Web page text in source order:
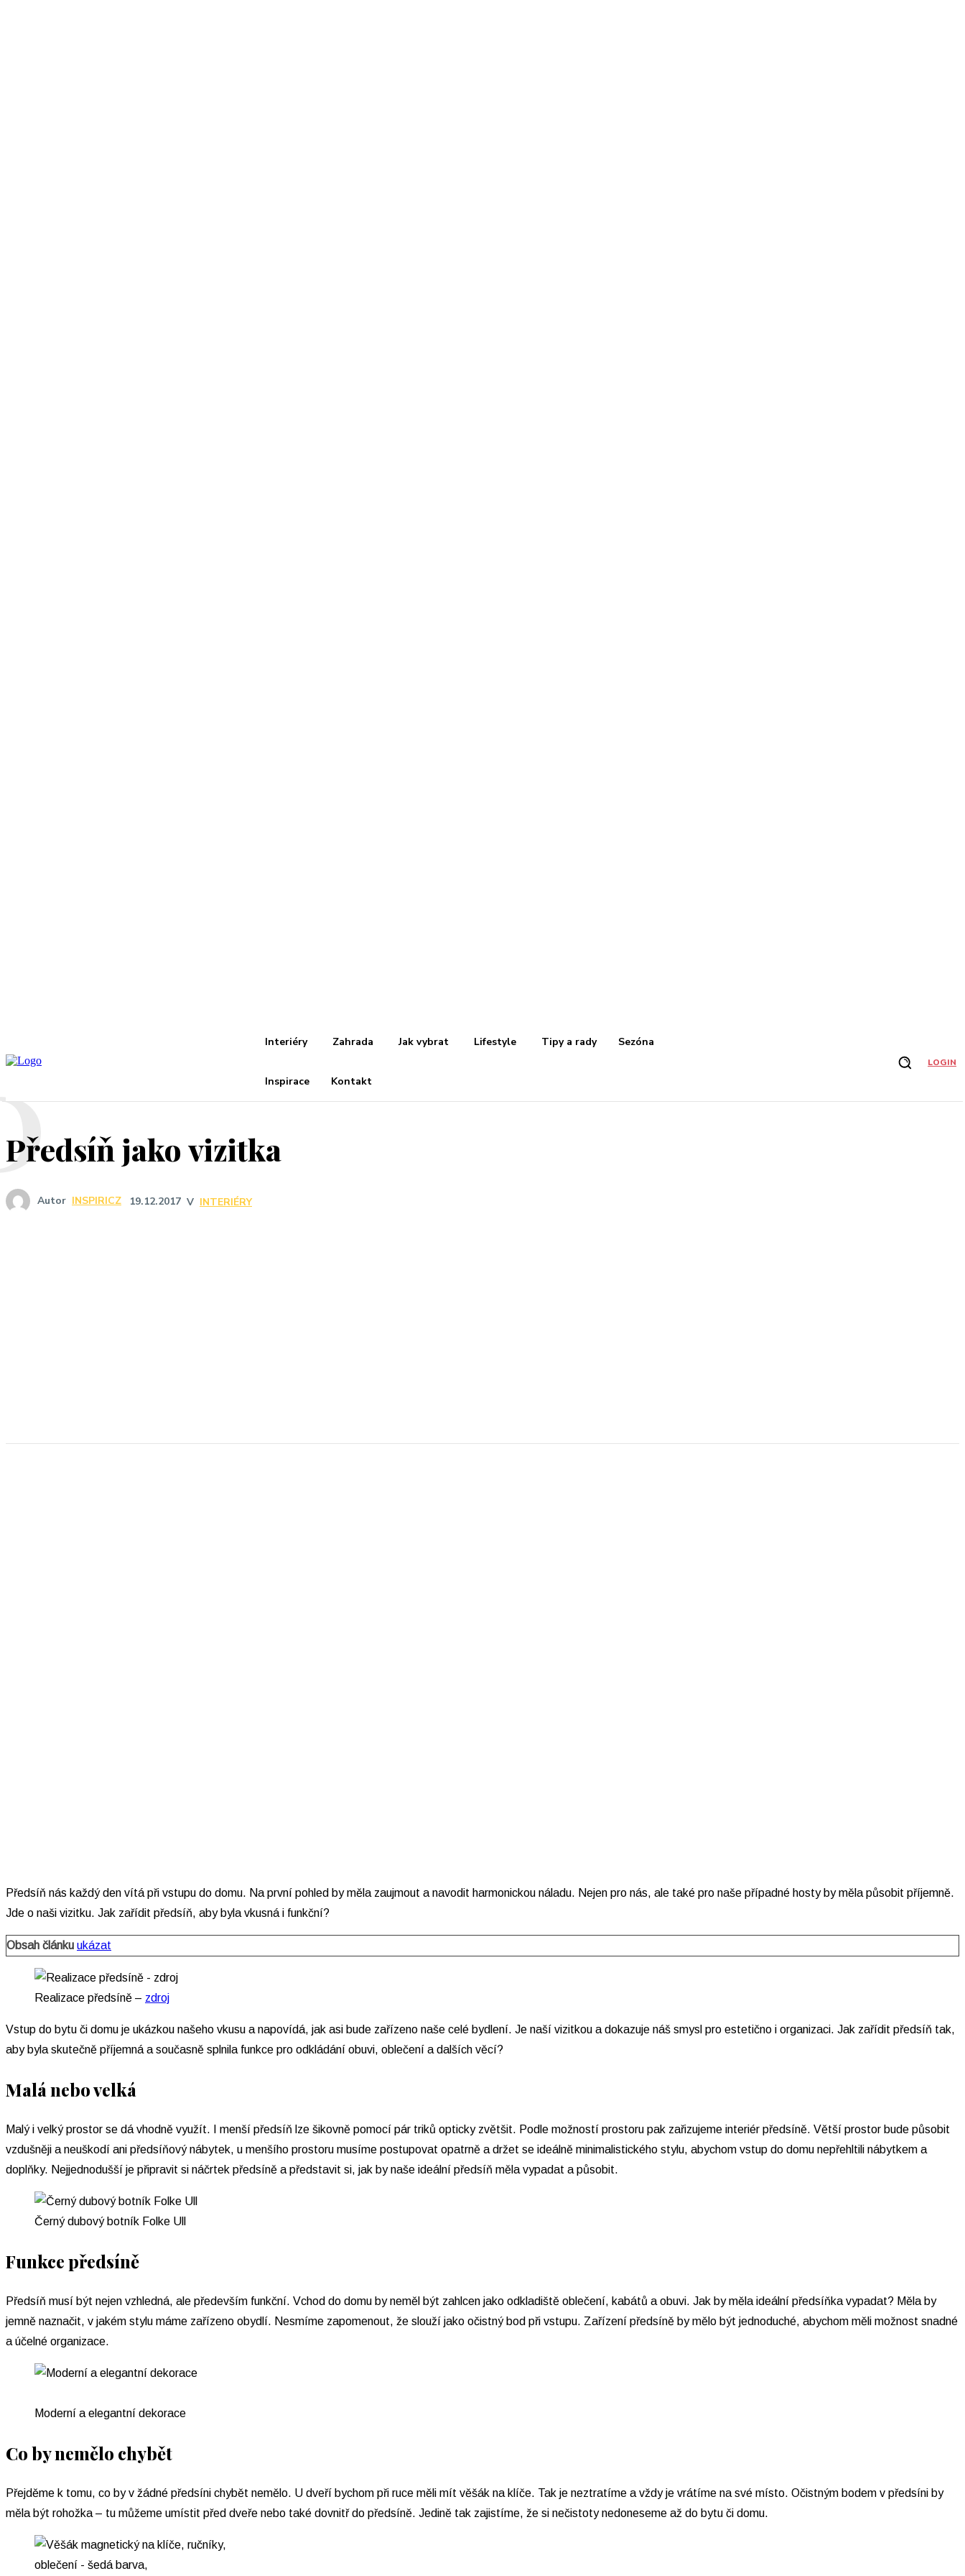
Interiéry Zahrada Jak vybrat Lifestyle Tipy a rady Sezóna
Inspirace Kontakt
LOGIN
Předsíň jako vizitka
Autor INSPIRICZ 19.12.2017 V INTERIÉRY
Předsíň nás každý den vítá při vstupu do domu. Na první pohled by měla zaujmout a navodit harmonickou náladu. Nejen pro nás, ale také pro naše případné hosty by měla působit příjemně.
Jde o naši vizitku. Jak zařídit předsíň, aby byla vkusná i funkční?
Obsah článku ukázat
Realizace předsíně – zdroj
Vstup do bytu či domu je ukázkou našeho vkusu a napovídá, jak asi bude zařízeno naše celé bydlení. Je naší vizitkou a dokazuje náš smysl pro estetično i organizaci. Jak zařídit předsíň tak,
aby byla skutečně příjemná a současně splnila funkce pro odkládání obuvi, oblečení a dalších věcí?
Malá nebo velká
Malý i velký prostor se dá vhodně využít. I menší předsíň lze šikovně pomocí pár triků opticky zvětšit. Podle možností prostoru pak zařizujeme interiér předsíně. Větší prostor bude působit
vzdušněji a neuškodí ani předsíňový nábytek, u menšího prostoru musíme postupovat opatrně a držet se ideálně minimalistického stylu, abychom vstup do domu nepřehltili nábytkem a
doplňky. Nejjednodušší je připravit si náčrtek předsíně a představit si, jak by naše ideální předsíň měla vypadat a působit.
Černý dubový botník Folke Ull
Funkce předsíně
Předsíň musí být nejen vzhledná, ale především funkční. Vchod do domu by neměl být zahlcen jako odkladiště oblečení, kabátů a obuvi. Jak by měla ideální předsíňka vypadat? Měla by
jemně naznačit, v jakém stylu máme zařízeno obydlí. Nesmíme zapomenout, že slouží jako očistný bod při vstupu. Zařízení předsíně by mělo být jednoduché, abychom měli možnost snadné
a účelné organizace.
Moderní a elegantní dekorace
Co by nemělo chybět
Přejděme k tomu, co by v žádné předsíni chybět nemělo. U dveří bychom při ruce měli mít věšák na klíče. Tak je neztratíme a vždy je vrátíme na své místo. Očistným bodem v předsíni by
měla být rohožka – tu můžeme umístit před dveře nebo také dovnitř do předsíně. Jedině tak zajistíme, že si nečistoty nedoneseme až do bytu či domu.